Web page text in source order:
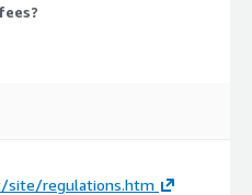
regulations.htm